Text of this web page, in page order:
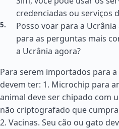
credenciadas ou serviços
Posso voar para a
para as perguntas mais
a Ucrânia agora?
Para serem importados para
devem ter: 1. Microchip para
animal deve ser chipado com
não criptografado que
2. Vacinas. Seu cão ou gato